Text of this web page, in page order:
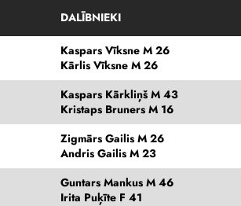
DALĪBNIEKI
Kaspars Vīksne M 26
Kārlis Vīksne M 26
Kaspars Kārkliņš M 43
Kristaps Bruners M 16
Zigmārs Gailis M 26
Andris Gailis M 23
Guntars Mankus M 46
Irita Puķīte F 41